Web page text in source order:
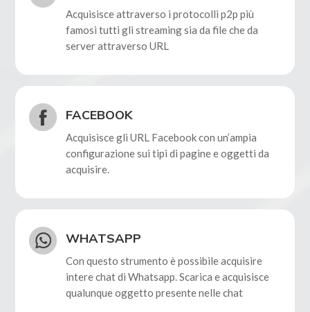
Acquisisce attraverso i protocolli p2p più
famosi tutti gli streaming sia da file che da
server attraverso URL
FACEBOOK
Acquisisce gli URL Facebook con un’ampia
configurazione sui tipi di pagine e oggetti da
acquisire.
WHATSAPP
Con questo strumento è possibile acquisire
intere chat di Whatsapp. Scarica e acquisisce
qualunque oggetto presente nelle chat